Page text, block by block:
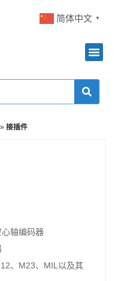
简体中文 ▼
» 接插件
轴编码器
、M23、MIL以及其